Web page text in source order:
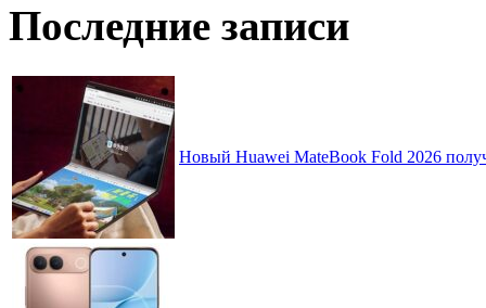
Последние записи
Новый Huawei MateBook Fold 2026